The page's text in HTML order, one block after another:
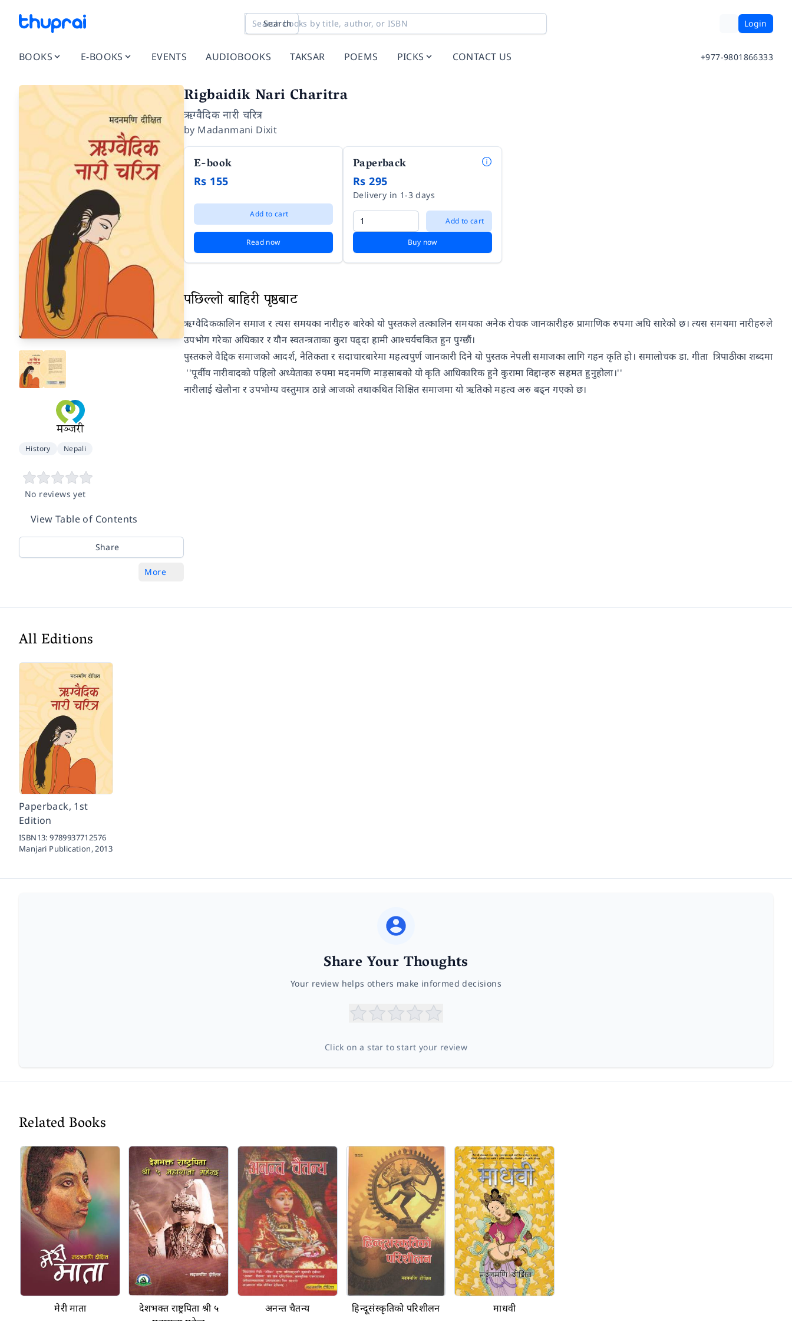
Search Login
BOOKS E-BOOKS EVENTS AUDIOBOOKS TAKSAR POEMS PICKS CONTACT US +977-9801866333
History Nepali
No reviews yet
View Table of Contents
Share
More
Rigbaidik Nari Charitra
ऋग्वैदिक नारी चरित्र
by Madanmani Dixit
E-book
Rs 155
Add to cart
Read now
Paperback
Rs 295
Delivery in 1-3 days
Add to cart
Buy now
पछिल्लो बाहिरी पृष्ठबाट
ऋग्वैदिककालिन समाज र त्यस समयका नारीहरु बारेको यो पुस्तकले तत्कालिन समयका अनेक रोचक जानकारीहरु प्रामाणिक रुपमा अघि सारेको छ। त्यस समयमा नारीहरुले
उपभोग गरेका अधिकार र यौन स्वतन्त्रताका कुरा पढ्दा हामी आश्चर्यचकित हुन पुग्छौं।
पुस्तकले वैद्दिक समाजको आदर्श, नैतिकता र सदाचारबारेमा महत्वपुर्ण जानकारी दिने यो पुस्तक नेपली समाजका लागि गहन कृति हो। समालोचक डा. गीता त्रिपाठीका शब्दमा
''पूर्वीय नारीवादको पहिलो अध्येताका रुपमा मदनमणि माड़साबको यो कृति आधिकारिक हुने कुरामा विद्दान्हरु सहमत हुनुहोला।''
नारीलाई खेलौना र उपभोग्य वस्तुमात्र ठान्ने आजको तथाकथित शिक्षित समाजमा यो ऋतिको महत्व अरु बढ्न गएको छ।
All Editions
Paperback, 1st
Edition
ISBN13:9789937712576
Manjari Publication, 2013
Share Your Thoughts
Your review helps others make informed decisions
Click on a star to start your review
Related Books
मेरी माता
देशभक्त राष्ट्रपिता श्री ५
अनन्त चैतन्य हिन्दूसंस्कृतिको परिशीलन माधवी